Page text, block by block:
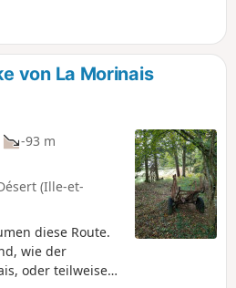
von La Morinais
-93 m
(Ille-et-
diese Route.
wie der
oder teilweise